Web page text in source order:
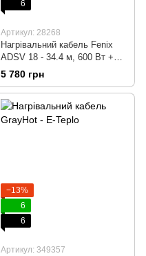
6
Артикул: 28268
Нагрівальний кабель Fenix
ADSV 18 - 34.4 м, 600 Вт +
програмований
терморегулятор
5 780 грн
−13%
6
6
Артикул: 349357